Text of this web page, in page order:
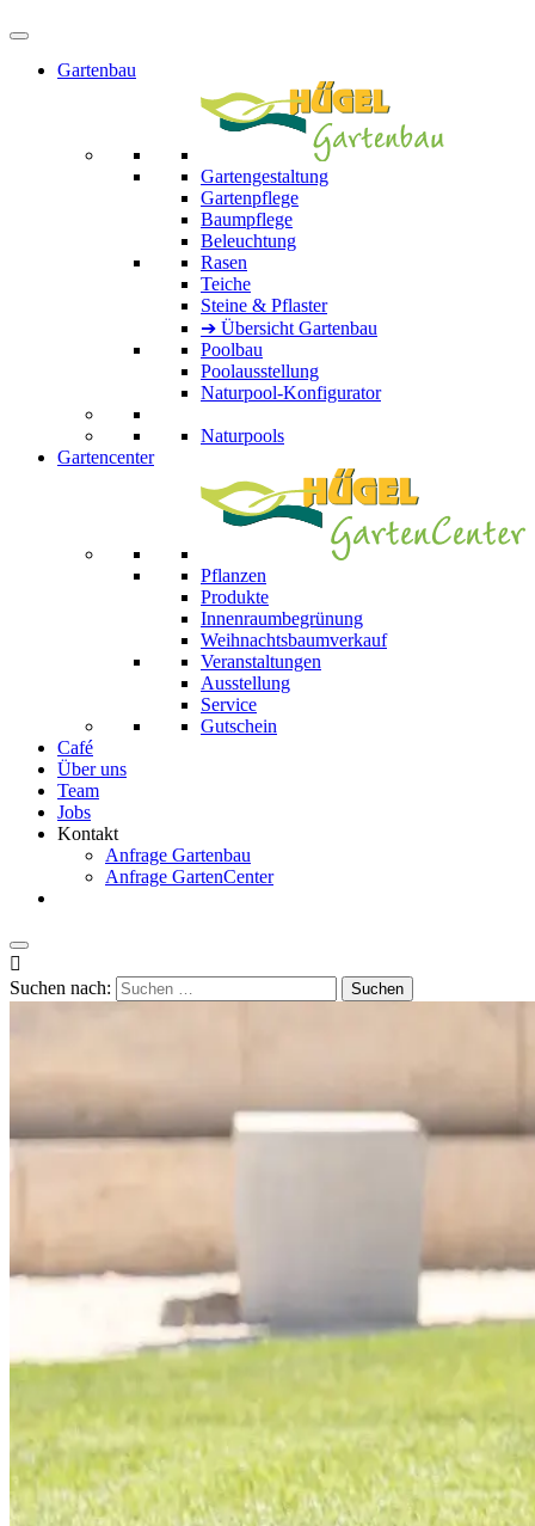
Gartenbau
Gartengestaltung
Gartenpflege
Baumpflege
Beleuchtung
Rasen
Teiche
Steine & Pflaster
➔ Übersicht Gartenbau
Poolbau
Poolausstellung
Naturpool-Konfigurator
Naturpools
Gartencenter
Pflanzen
Produkte
Innenraumbegrünung
Weihnachts­baum­verkauf
Veranstaltungen
Ausstellung
Service
Gutschein
Café
Über uns
Team
Jobs
Kontakt
Anfrage Gartenbau
Anfrage GartenCenter

Suchen nach: